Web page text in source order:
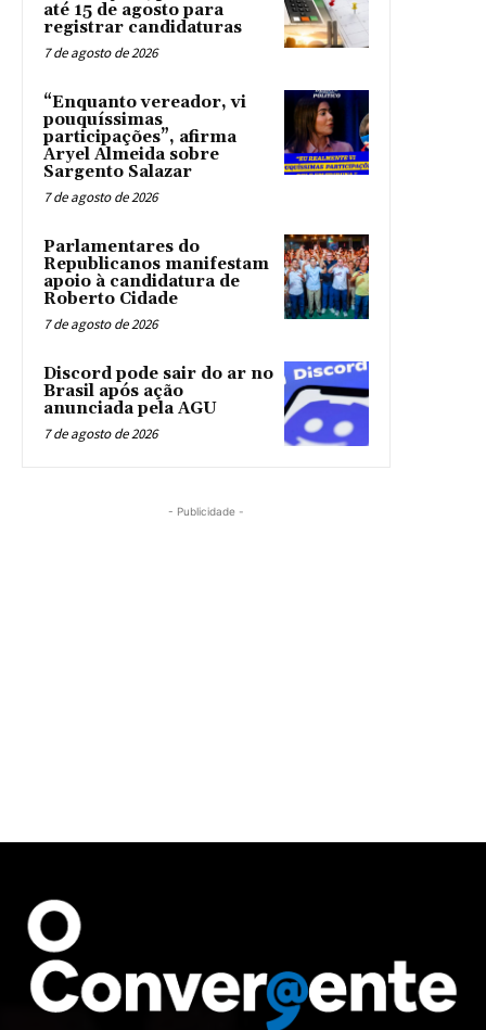
até 15 de agosto para
registrar candidaturas
7 de agosto de 2026
“Enquanto vereador, vi
pouquíssimas
participações”, afirma
Aryel Almeida sobre
Sargento Salazar
7 de agosto de 2026
Parlamentares do
Republicanos manifestam
apoio à candidatura de
Roberto Cidade
7 de agosto de 2026
Discord pode sair do ar no
Brasil após ação
anunciada pela AGU
7 de agosto de 2026
- Publicidade -